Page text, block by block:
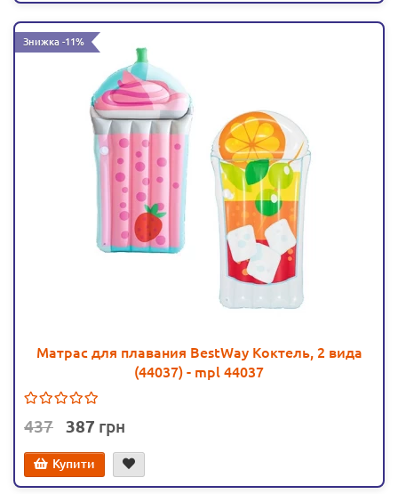
Знижка -11%
Матрас для плавания BestWay Коктель, 2 вида
(44037) - mpl 44037
437 387
Купити